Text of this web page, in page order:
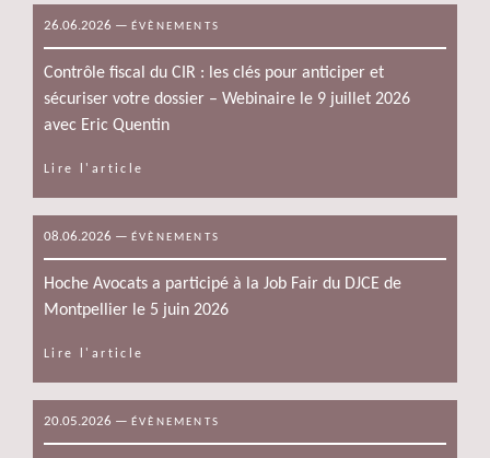
26.06.2026 — ÉVÈNEMENTS
Contrôle fiscal du CIR : les clés pour anticiper et
sécuriser votre dossier – Webinaire le 9 juillet 2026
avec Eric Quentin
Lire l'article
08.06.2026 — ÉVÈNEMENTS
Hoche Avocats a participé à la Job Fair du DJCE de
Montpellier le 5 juin 2026
Lire l'article
20.05.2026 — ÉVÈNEMENTS